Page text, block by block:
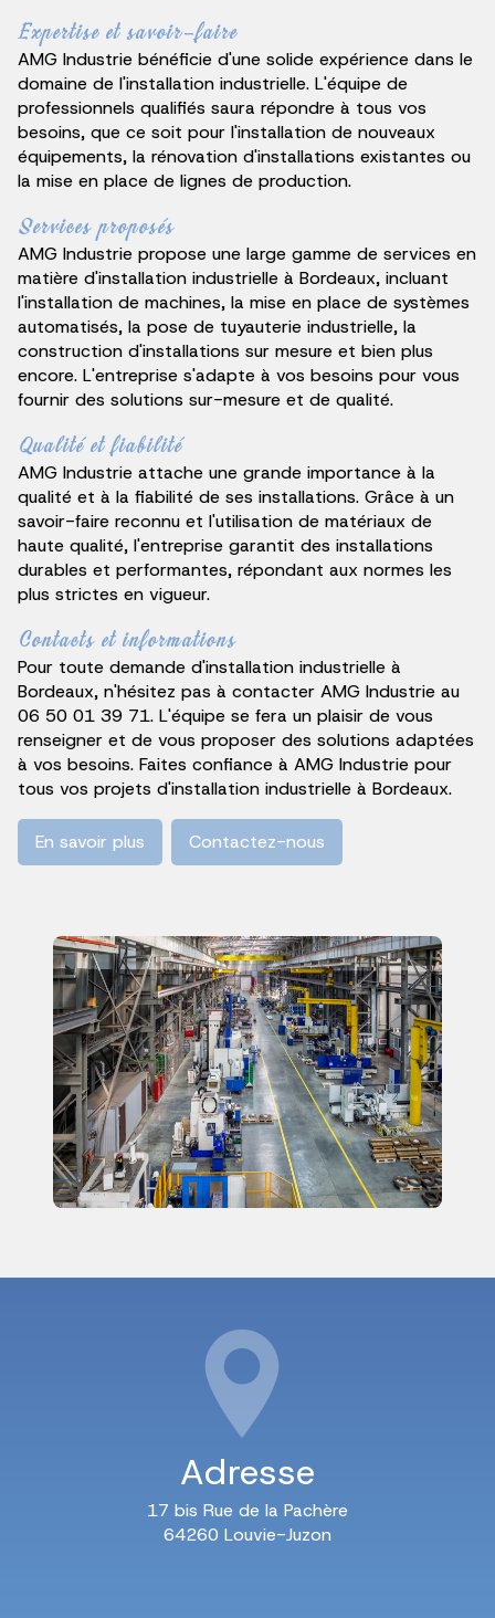
Expertise et savoir-faire
AMG Industrie bénéficie d'une solide expérience dans le
domaine de l'installation industrielle. L'équipe de
professionnels qualifiés saura répondre à tous vos
besoins, que ce soit pour l'installation de nouveaux
équipements, la rénovation d'installations existantes ou
la mise en place de lignes de production.
Services proposés
AMG Industrie propose une large gamme de services en
matière d'installation industrielle à Bordeaux, incluant
l'installation de machines, la mise en place de systèmes
automatisés, la pose de tuyauterie industrielle, la
construction d'installations sur mesure et bien plus
encore. L'entreprise s'adapte à vos besoins pour vous
fournir des solutions sur-mesure et de qualité.
Qualité et fiabilité
AMG Industrie attache une grande importance à la
qualité et à la fiabilité de ses installations. Grâce à un
savoir-faire reconnu et l'utilisation de matériaux de
haute qualité, l'entreprise garantit des installations
durables et performantes, répondant aux normes les
plus strictes en vigueur.
Contacts et informations
Pour toute demande d'installation industrielle à
Bordeaux, n'hésitez pas à contacter AMG Industrie au
06 50 01 39 71. L'équipe se fera un plaisir de vous
renseigner et de vous proposer des solutions adaptées
à vos besoins. Faites confiance à AMG Industrie pour
tous vos projets d'installation industrielle à Bordeaux.
En savoir plus Contactez-nous
Adresse
17 bis Rue de la Pachère
64260 Louvie-Juzon